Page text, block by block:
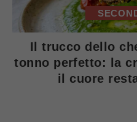
Il trucco dello
tonno perfetto: la
il cuore